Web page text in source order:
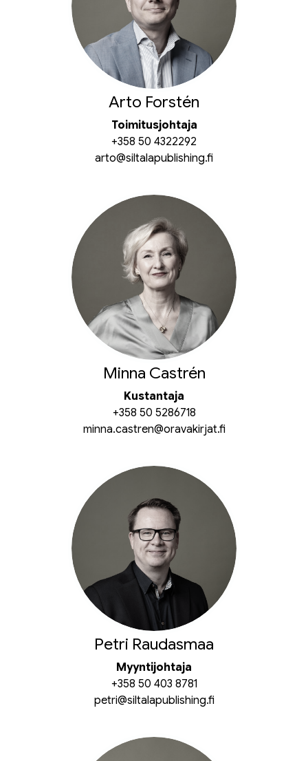
Arto Forstén
Toimitusjohtaja
+358 50 4322292
arto@siltalapublishing.fi
Minna Castrén
Kustantaja
+358 50 5286718
minna.castren@oravakirjat.fi
Petri Raudasmaa
Myyntijohtaja
+358 50 403 8781
petri@siltalapublishing.fi